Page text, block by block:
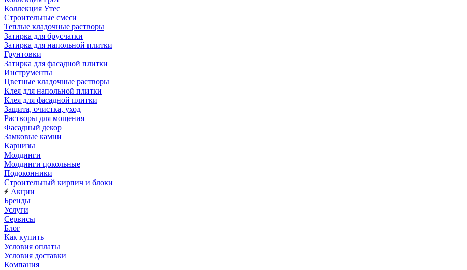
Коллекция Утес
Строительные смеси
Теплые кладочные растворы
Затирка для брусчатки
Затирка для напольной плитки
Грунтовки
Затирка для фасадной плитки
Инструменты
Цветные кладочные растворы
Клея для напольной плитки
Клея для фасадной плитки
Защита, очистка, уход
Растворы для мощения
Фасадный декор
Замковые камни
Карнизы
Молдинги
Молдинги цокольные
Подоконники
Строительный кирпич и блоки
Акции
Бренды
Услуги
Сервисы
Блог
Как купить
Условия оплаты
Условия доставки
Компания